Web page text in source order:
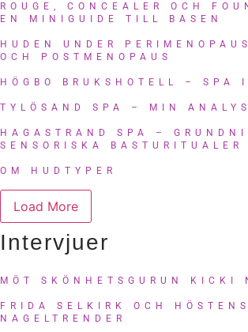
ROUGE, CONCEALER OCH
EN MINIGUIDE TILL BASEN
HUDEN UNDER
OCH POSTMENOPAUS
HÖGBO BRUKSHOTELL – SPA
TYLÖSAND SPA – MIN
HAGASTRAND SPA –
SENSORISKA BASTURITUALER
OM HUDTYPER
Load More
Intervjuer
MÖT SKÖNHETSGURUN KICKI
FRIDA SELKIRK OCH HÖSTENS
NAGELTRENDER